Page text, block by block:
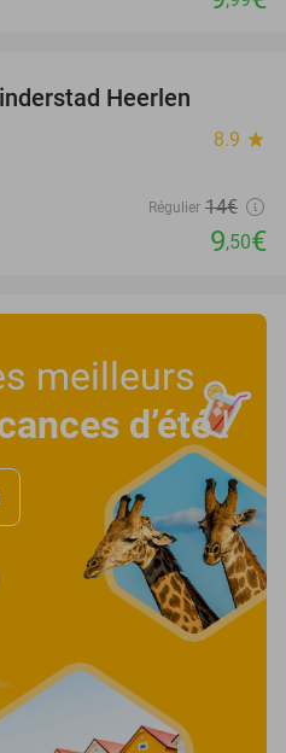
Heerlen
8.9 star
Régulier 14€
9,50€
meilleurs
d’été!